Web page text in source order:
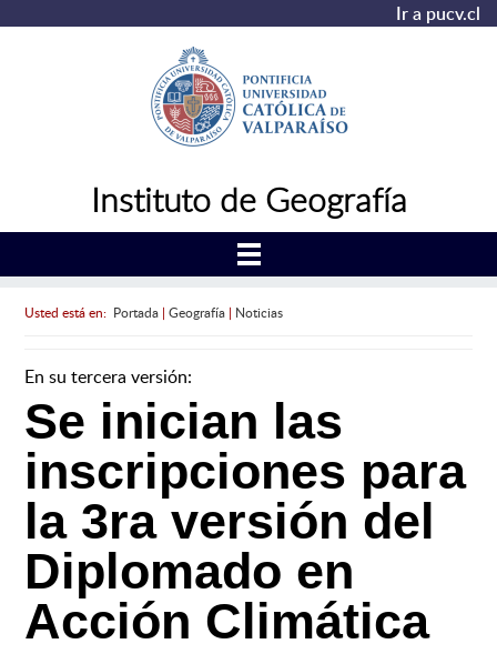
Ir a pucv.cl
Instituto de Geografía
Usted está en: Portada| Geografía| Noticias
En su tercera versión:
Se inician las
inscripciones para
la 3ra versión del
Diplomado en
Acción Climática